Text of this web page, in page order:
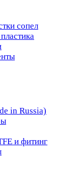
сопел
in Russia)
и фитинг